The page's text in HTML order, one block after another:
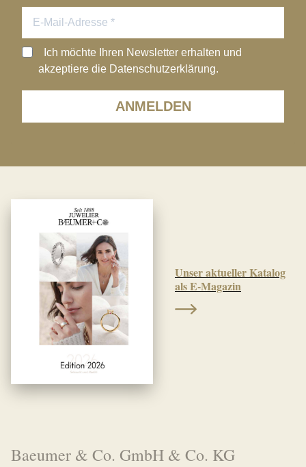
ANMELDEN
Ich möchte Ihren Newsletter erhalten und
akzeptiere die Datenschutzerklärung.
Unser aktueller Katalog
als E-Magazin
Baeumer & Co. GmbH & Co. KG